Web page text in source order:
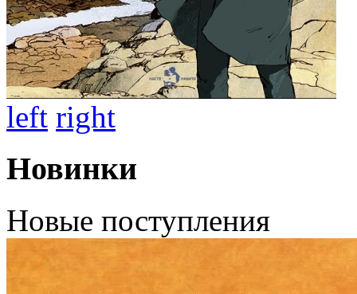
left right
Новинки
Новые поступления